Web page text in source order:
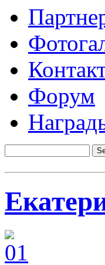
Форум